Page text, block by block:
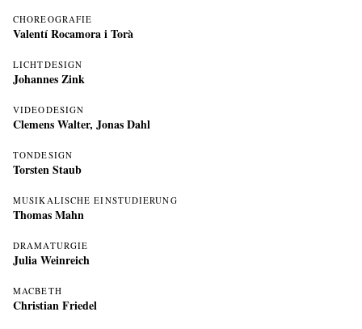
CHOREOGRAFIE
Valentí Rocamora i Torà
LICHTDESIGN
Johannes Zink
VIDEODESIGN
Clemens Walter, Jonas Dahl
TONDESIGN
Torsten Staub
MUSIKALISCHE EINSTUDIERUNG
Thomas Mahn
DRAMATURGIE
Julia Weinreich
MACBETH
Christian Friedel